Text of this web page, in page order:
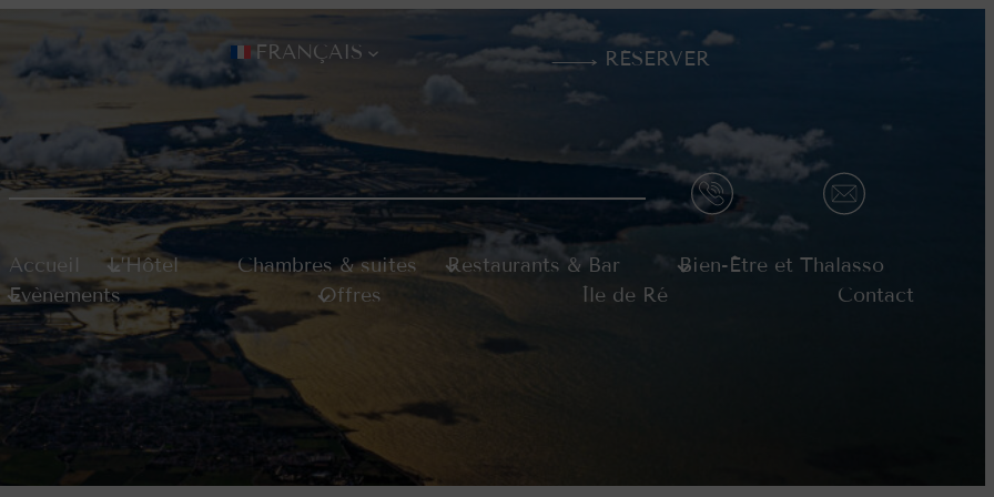
FRANÇAIS RÉSERVER
Accueil L’Hôtel Chambres & suites Restaurants & Bar
Bien-Être et Thalasso
Evènements
Offres Île de Ré Contact